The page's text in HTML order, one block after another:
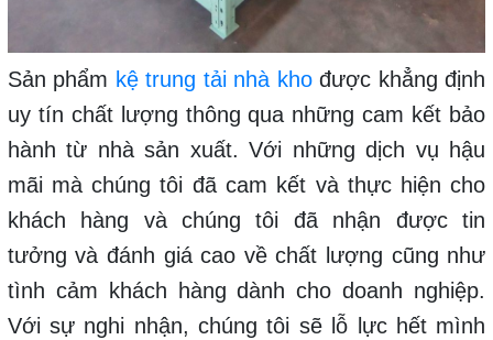
Sản phẩm kệ trung tải nhà khođược khẳng định
uy tín chất lượng thông qua những cam kết bảo
hành từ nhà sản xuất. Với những dịch vụ hậu
mãi mà chúng tôi đã cam kết và thực hiện cho
khách hàng và chúng tôi đã nhận được tin
tưởng và đánh giá cao về chất lượng cũng như
tình cảm khách hàng dành cho doanh nghiệp.
Với sự nghi nhận, chúng tôi sẽ lỗ lực hết mình